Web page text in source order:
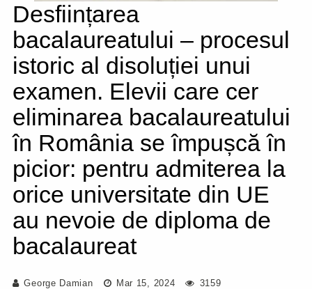
Desființarea
bacalaureatului – procesul
istoric al disoluției unui
examen. Elevii care cer
eliminarea bacalaureatului
în România se împușcă în
picior: pentru admiterea la
orice universitate din UE
au nevoie de diploma de
bacalaureat
George Damian Mar 15, 2024 3159